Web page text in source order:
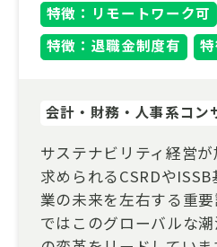
特徴：リモートワーク可
特徴：退職金制度有
会計・財務・人事系コン
サステナビリティ経営
求められるCSRDや
業の未来を左右する重
ではこのグローバルな